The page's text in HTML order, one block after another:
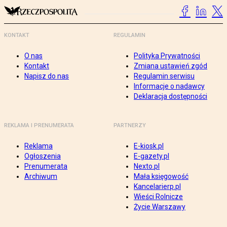
KONTAKT
O nas
Kontakt
Napisz do nas
REGULAMIN
Polityka Prywatności
Zmiana ustawień zgód
Regulamin serwisu
Informacje o nadawcy
Deklaracja dostępności
REKLAMA I PRENUMERATA
Reklama
Ogłoszenia
Prenumerata
Archiwum
PARTNERZY
E-kiosk.pl
E-gazety.pl
Nexto.pl
Mała księgowość
Kancelarierp.pl
Wieści Rolnicze
Życie Warszawy